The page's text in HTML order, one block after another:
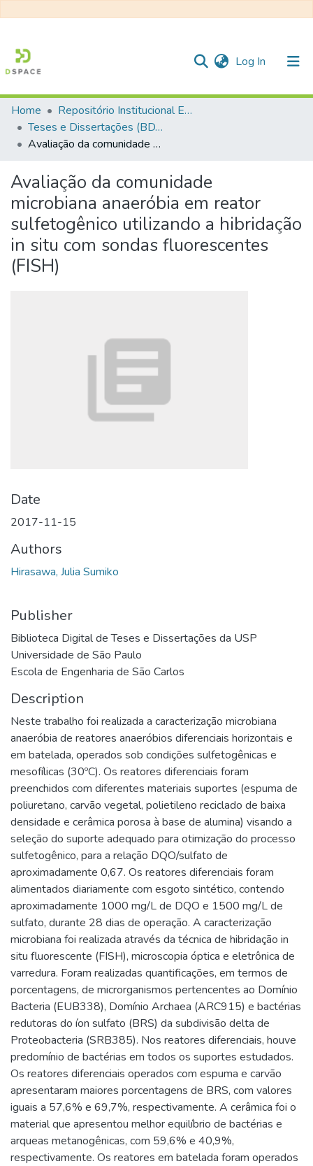
Log In (current)
Communities & Collections
All of DSpace
Statistics
Home
Repositório Institucional EESC
Teses e Dissertações (BDTD USP)
Avaliação da comunidade microbiana anaeróbia em reator sulfetogênico utilizando a hibridação in situ com sondas fluorescentes (FISH)
Avaliação da comunidade
microbiana anaeróbia em reator
sulfetogênico utilizando a hibridação
in situ com sondas fluorescentes
(FISH)
Date
2017-11-15
Authors
Hirasawa, Julia Sumiko
Publisher
Biblioteca Digital de Teses e Dissertações da USP
Universidade de São Paulo
Escola de Engenharia de São Carlos
Description
Neste trabalho foi realizada a caracterização microbiana
anaeróbia de reatores anaeróbios diferenciais horizontais e
em batelada, operados sob condições sulfetogênicas e
mesofílicas (30ºC). Os reatores diferenciais foram
preenchidos com diferentes materiais suportes (espuma de
poliuretano, carvão vegetal, polietileno reciclado de baixa
densidade e cerâmica porosa à base de alumina) visando a
seleção do suporte adequado para otimização do processo
sulfetogênico, para a relação DQO/sulfato de
aproximadamente 0,67. Os reatores diferenciais foram
alimentados diariamente com esgoto sintético, contendo
aproximadamente 1000 mg/L de DQO e 1500 mg/L de
sulfato, durante 28 dias de operação. A caracterização
microbiana foi realizada através da técnica de hibridação in
situ fluorescente (FISH), microscopia óptica e eletrônica de
varredura. Foram realizadas quantificações, em termos de
porcentagens, de microrganismos pertencentes ao Domínio
Bacteria (EUB338), Domínio Archaea (ARC915) e bactérias
redutoras do íon sulfato (BRS) da subdivisão delta de
Proteobacteria (SRB385). Nos reatores diferenciais, houve
predomínio de bactérias em todos os suportes estudados.
Os reatores diferenciais operados com espuma e carvão
apresentaram maiores porcentagens de BRS, com valores
iguais a 57,6% e 69,7%, respectivamente. A cerâmica foi o
material que apresentou melhor equilíbrio de bactérias e
arqueas metanogênicas, com 59,6% e 40,9%,
respectivamente. Os reatores em batelada foram operados